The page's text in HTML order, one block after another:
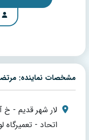
مشخصات نماینده:
لار شهر قدیم -
اتحاد - تعمیرگاه